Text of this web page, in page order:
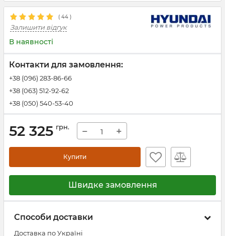
( 44 )
Залишити відгук
В наявності
Контакти для замовлення:
+38 (096) 283-86-66
+38 (063) 512-92-62
+38 (050) 540-53-40
52 325 грн. − +
Купити
Швидке замовлення
Способи доставки
Доставка по Україні